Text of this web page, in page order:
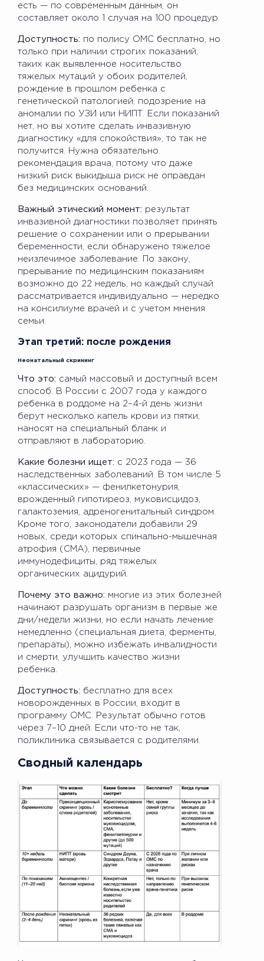
есть — по современным данным, он
составляет около 1 случая на 100 процедур.
Доступность: по полису ОМС бесплатно, но
только при наличии строгих показаний,
таких как выявленное носительство
тяжелых мутаций у обоих родителей,
рождение в прошлом ребенка с
генетической патологией, подозрение на
аномалии по УЗИ или НИПТ. Если показаний
нет, но вы хотите сделать инвазивную
диагностику «для спокойствия», то так не
получится. Нужна обязательно
рекомендация врача, потому что даже
низкий риск выкидыша риск не оправдан
без медицинских оснований.
Важный этический момент: результат
инвазивной диагностики позволяет принять
решение о сохранении или о прерывании
беременности, если обнаружено тяжелое
неизлечимое заболевание. По закону,
прерывание по медицинским показаниям
возможно до 22 недель, но каждый случай
рассматривается индивидуально — нередко
на консилиуме врачей и с учетом мнения
семьи.
Этап третий: после рождения
Неонатальный скрининг
Что это: самый массовый и доступный всем
способ. В России с 2007 года у каждого
ребенка в роддоме на 2–4-й день жизни
берут несколько капель крови из пятки,
наносят на специальный бланк и
отправляют в лабораторию.
Какие болезни ищет: с 2023 года — 36
наследственных заболеваний. В том числе 5
«классических» — фенилкетонурия,
врожденный гипотиреоз, муковисцидоз,
галактоземия, адреногенитальный синдром.
Кроме того, законодатели добавили 29
новых, среди которых спинально-мышечная
атрофия (СМА), первичные
иммунодефициты, ряд тяжелых
органических ацидурий.
Почему это важно: многие из этих болезней
начинают разрушать организм в первые же
дни/недели жизни, но если начать лечение
немедленно (специальная диета, ферменты,
препараты), можно избежать инвалидности
и смерти, улучшить качество жизни
ребенка.
Доступность: бесплатно для всех
новорожденных в России, входит в
программу ОМС. Результат обычно готов
через 7–10 дней. Если что-то не так,
поликлиника связывается с родителями.
Сводный календарь